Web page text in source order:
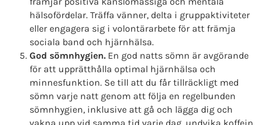
hälsofördelar. Träffa vänner, delta i gruppaktiviteter
eller engagera sig i volontärarbete för att främja
sociala band och hjärnhälsa.
God sömnhygien.En god natts sömn är avgörande
för att upprätthålla optimal hjärnhälsa och
minnesfunktion. Se till att du får tillräckligt med
sömn varje natt genom att följa en regelbunden
sömnhygien, inklusive att gå och lägga dig och